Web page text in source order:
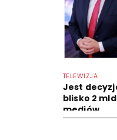
TELEWIZJA
Jest
blisko 2
mediów